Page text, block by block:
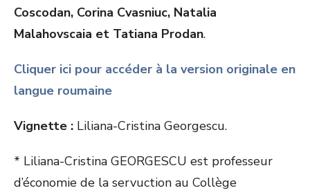
Coscodan, Corina Cvasniuc, Natalia
Malahovscaia et Tatiana Prodan.
Cliquer ici pour accéder à la version originale en
langue roumaine
Vignette : Liliana-Cristina Georgescu.
* Liliana-Cristina GEORGESCU est professeur
d’économie de la servuction au Collège